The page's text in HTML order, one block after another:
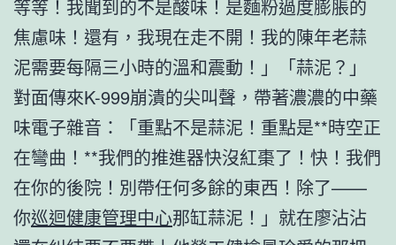
等等！我聞到的不是酸味！是麵粉過度膨脹的
焦慮味！還有，我現在走不開！我的陳年老蒜
泥需要每隔三小時的溫和震動！」「蒜泥？」
對面傳來K-999崩潰的尖叫聲，帶著濃濃的中藥
味電子雜音：「重點不是蒜泥！重點是**時空正
在彎曲！**我們的推進器快沒紅棗了！快！我們
在你的後院！別帶任何多餘的東西！除了——
你巡迴健康管理中心那缸蒜泥！」就在廖沾沾